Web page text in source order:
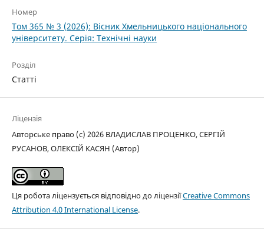
Номер
Том 365 № 3 (2026): Вісник Хмельницького національного
університету. Серія: Технічні науки
Розділ
Статті
Ліцензія
Авторське право (c) 2026 ВЛАДИСЛАВ ПРОЦЕНКО, СЕРГІЙ
РУСАНОВ, ОЛЕКСІЙ КАСЯН (Автор)
Ця робота ліцензується відповідно до ліцензіїCreative Commons
Attribution 4.0 International License.